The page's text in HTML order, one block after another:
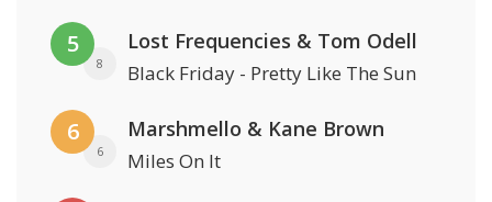
5
8
Lost Frequencies & Tom Odell
Black Friday - Pretty Like The Sun
6
6
Marshmello & Kane Brown
Miles On It